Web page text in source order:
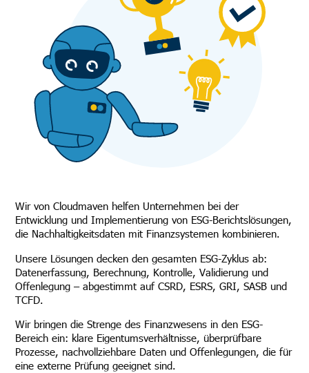
Wir von Cloudmaven helfen Unternehmen bei der
Entwicklung und Implementierung von ESG-Berichtslösungen,
die Nachhaltigkeitsdaten mit Finanzsystemen kombinieren.
Unsere Lösungen decken den gesamten ESG-Zyklus ab:
Datenerfassung, Berechnung, Kontrolle, Validierung und
Offenlegung – abgestimmt auf CSRD, ESRS, GRI, SASB und
TCFD.
Wir bringen die Strenge des Finanzwesens in den ESG-
Bereich ein: klare Eigentumsverhältnisse, überprüfbare
Prozesse, nachvollziehbare Daten und Offenlegungen, die für
eine externe Prüfung geeignet sind.